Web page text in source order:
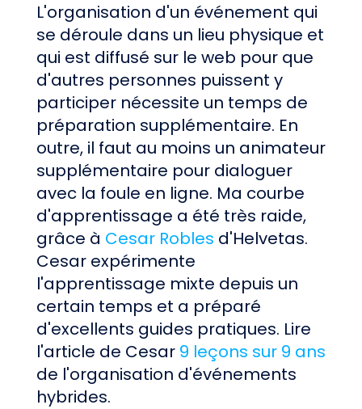
L'organisation d'un événement qui
se déroule dans un lieu physique et
qui est diffusé sur le web pour que
d'autres personnes puissent y
participer nécessite un temps de
préparation supplémentaire. En
outre, il faut au moins un animateur
supplémentaire pour dialoguer
avec la foule en ligne. Ma courbe
d'apprentissage a été très raide,
grâce à Cesar Robles d'Helvetas.
Cesar expérimente
l'apprentissage mixte depuis un
certain temps et a préparé
d'excellents guides pratiques. Lire
l'article de Cesar 9 leçons sur 9 ans
de l'organisation d'événements
hybrides.